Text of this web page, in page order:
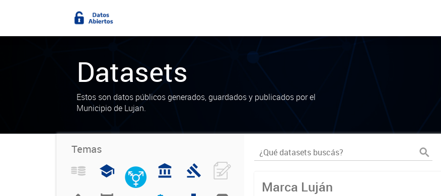
Datasets
Estos son datos públicos generados, guardados y publicados por el
Municipio de Lujan.
Temas
Marca Luján